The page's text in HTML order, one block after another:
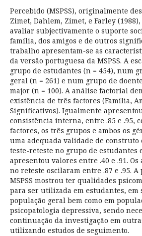
Percebido (MSPSS), originalmente
Zimet, Dahlem, Zimet, e Farley
avaliar subjectivamente o suporte
família, dos amigos e de outros
trabalho apresentam-se as
da versão portuguesa da MSPSS. A
grupo de estudantes (n = 454), num
geral (n = 261) e num grupo de
major (n = 100). A análise factorial
existência de três factores (Família,
Significativos). Igualmente
consistência interna, entre .85 e .95,
factores, os três grupos e ambos os
uma adequada validade de construto
teste-reteste no grupo de estudantes
apresentou valores entre .40 e .91.
no reteste oscilaram entre .87 e .95. A
MSPSS mostrou ter qualidades
para ser utilizada em estudantes, em
população geral bem como em
psicopatologia depressiva, sendo
continuação da investigação em
utilizando estudos de seguimento.